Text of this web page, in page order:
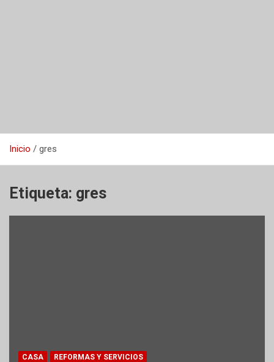
Inicio gres
Etiqueta: gres
CASA REFORMAS Y SERVICIOS